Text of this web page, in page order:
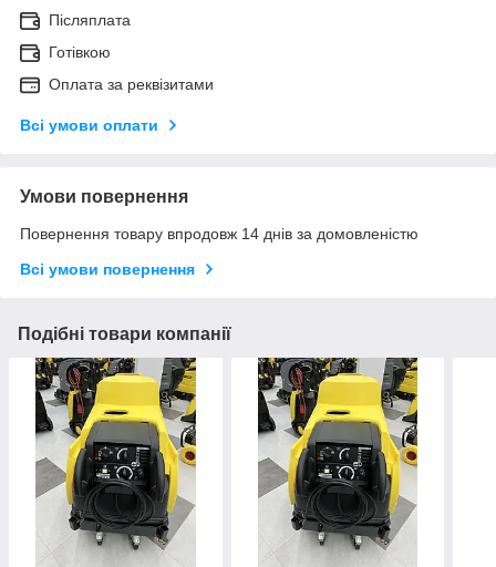
Післяплата
Готівкою
Оплата за реквізитами
Всі умови оплати
Умови повернення
Повернення товару впродовж 14 днів за домовленістю
Всі умови повернення
Подібні товари компанії